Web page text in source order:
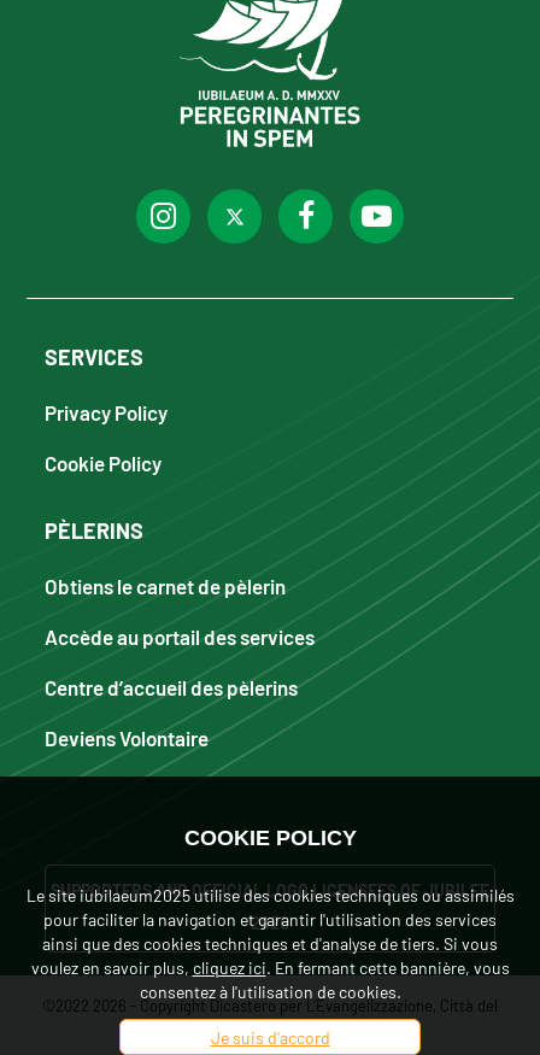
SERVICES
Privacy Policy
Cookie Policy
PÈLERINS
Obtiens le carnet de pèlerin
Accède au portail des services
Centre d’accueil des pèlerins
Deviens Volontaire
SUPPORTERS AND OFFICIAL LOGO LICENSEES OF JUBILEE
2025
©2022 2026 - Copyright Dicastero per L'Evangelizzazione, Città del
Vaticano. Tutti i diritti sono riservati.
COOKIE POLICY
Le site iubilaeum2025 utilise des cookies techniques ou assimilés
pour faciliter la navigation et garantir l'utilisation des services
ainsi que des cookies techniques et d'analyse de tiers. Si vous
voulez en savoir plus, cliquez ici. En fermant cette bannière, vous
consentez à l'utilisation de cookies.
Je suis d'accord